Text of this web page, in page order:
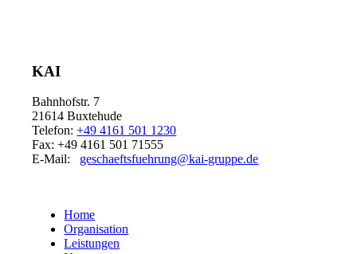
KAI
Bahnhofstr. 7
21614 Buxtehude
Telefon:+49 4161 501 1230
Fax: +49 4161 501 71555
E-Mail: geschaeftsfuehrung@kai-gruppe.de
Home
Organisation
Leistungen